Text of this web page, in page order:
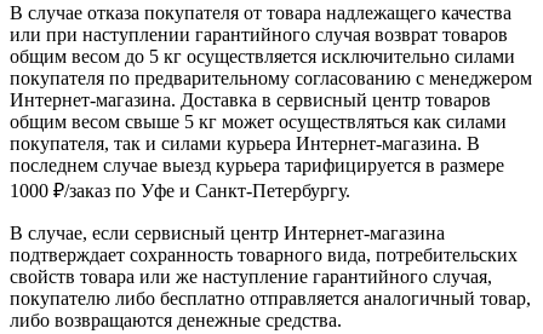
В случае отказа покупателя от товара надлежащего качества
или при наступлении гарантийного случая возврат товаров
общим весом до 5 кг осуществляется исключительно силами
покупателя по предварительному согласованию с менеджером
Интернет-магазина. Доставка в сервисный центр товаров
общим весом свыше 5 кг может осуществляться как силами
покупателя, так и силами курьера Интернет-магазина. В
последнем случае выезд курьера тарифицируется в размере
1000 ₽/заказ по Уфе и Санкт-Петербургу.
В случае, если сервисный центр Интернет-магазина
подтверждает сохранность товарного вида, потребительских
свойств товара или же наступление гарантийного случая,
покупателю либо бесплатно отправляется аналогичный товар,
либо возвращаются денежные средства.